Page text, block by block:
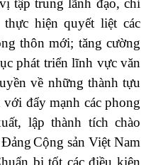
tập trung lãnh đạo, chỉ
hiện quyết liệt các
thôn mới; tăng cường
phát triển lĩnh vực văn
về những thành tựu
đẩy mạnh các phong
lập thành tích chào
Cộng sản Việt Nam